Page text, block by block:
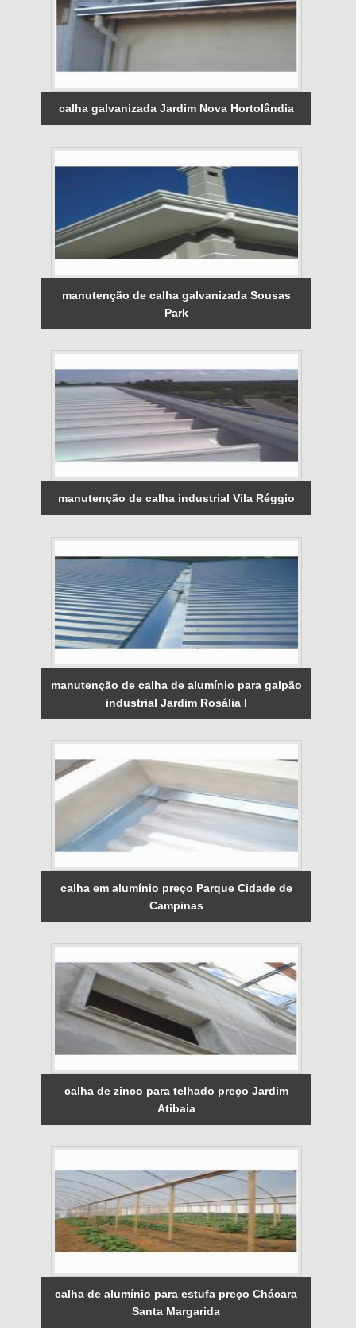
calha galvanizada Jardim Nova Hortolândia
manutenção de calha galvanizada Sousas
Park
manutenção de calha industrial Vila Réggio
manutenção de calha de alumínio para galpão
industrial Jardim Rosália I
calha em alumínio preço Parque Cidade de
Campinas
calha de zinco para telhado preço Jardim
Atibaia
calha de alumínio para estufa preço Chácara
Santa Margarida